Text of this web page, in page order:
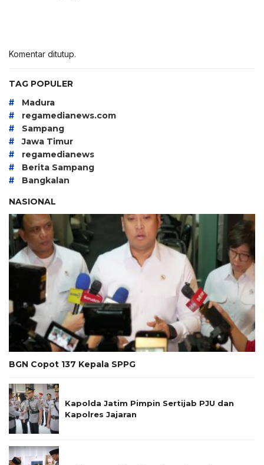
Komentar ditutup.
TAG POPULER
# Madura
# regamedianews.com
# Sampang
# Jawa Timur
# regamedianews
# Berita Sampang
#
Bangkalan
NASIONAL
BGN Copot 137 Kepala SPPG
Kapolda Jatim Pimpin Sertijab PJU dan
Kapolres Jajaran